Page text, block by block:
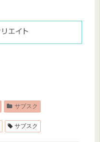
サブスク
サブスク